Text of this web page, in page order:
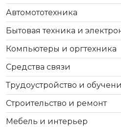
Автомототехника
Бытовая техника и
Компьютеры и оргтехника
Средства связи
Трудоустройство и
Строительство и ремонт
Мебель и интерьер